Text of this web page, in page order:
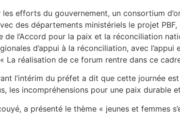
efforts du gouvernement, un consortium
des départements ministériels le projet
de l’Accord pour la paix et la réconciliation
d’appui à la réconciliation, avec
La réalisation de ce forum rentre dans ce
l’intérim du préfet a dit que cette journée
les incompréhensions pour une paix durable
a présenté le thème « jeunes et femmes